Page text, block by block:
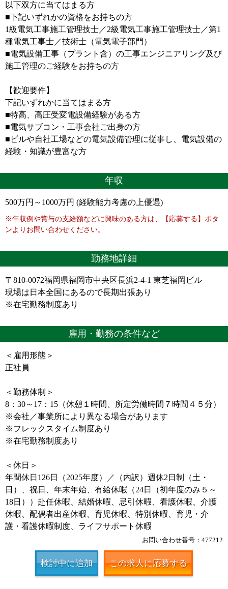
以下双方に当てはまる方
■下記いずれかの資格をお持ちの方
1級電気工事施工管理技士／2級電気工事施工管理技士／第1
種電気工事士／技術士（電気電子部門）
■電気設備工事（プラント含）の工事エンジニアリング及び
施工管理のご経験をお持ちの方
【歓迎要件】
下記いずれかに当てはまる方
■特高、高圧受変電設備経験がある方
■電気サブコン・工事会社ご出身の方
■ビルや自社工場などの電気設備管理に従事し、電気設備の
経験・知識が豊富な方
年収
500万円～1000万円 (経験能力考慮の上優遇)
※年収例や賞与の支給額などに興味のある方は、【応募する】ボタ
ンよりお問い合わせください。
勤務地詳細
〒810-0072福岡県福岡市中央区長浜2-4-1 東芝福岡ビル
現場は日本全国にあるので長期出張あり
※在宅勤務制度あり
雇用・勤務の条件など
＜雇用形態＞
正社員
＜勤務体制＞
8：30～17：15（休憩１時間、所定労働時間７時間４５分）
※会社／事業所により異なる場合があります
※フレックスタイム制度あり
※在宅勤務制度あり
＜休日＞
年間休日126日（2025年度）／（内訳）週休2日制（土・
日）、祝日、年末年始、有給休暇（24日（初年度のみ５～
18日））赴任休暇、結婚休暇、忌引休暇、看護休暇、介護
休暇、配偶者出産休暇、育児休暇、特別休暇、育児・介
護・看護休暇制度、ライフサポート休暇
お問い合わせ番号：477212
検討中に追加 この求人に応募する